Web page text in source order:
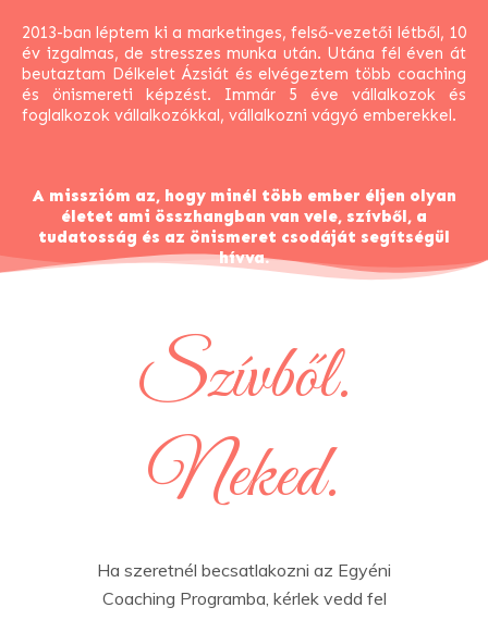
2013-ban léptem ki a marketinges, felső-vezetői létből, 10
év izgalmas, de stresszes munka után. Utána fél éven át
beutaztam Délkelet Ázsiát és elvégeztem több coaching
és önismereti képzést. Immár 5 éve vállalkozok és
foglalkozok vállalkozókkal, vállalkozni vágyó emberekkel.
A misszióm az, hogy minél több ember éljen olyan
életet ami összhangban van vele, szívből, a
tudatosság és az önismeret csodáját segítségül
hívva.
Szívből.
Neked.
Ha szeretnél becsatlakozni az Egyéni
Coaching Programba, kérlek vedd fel